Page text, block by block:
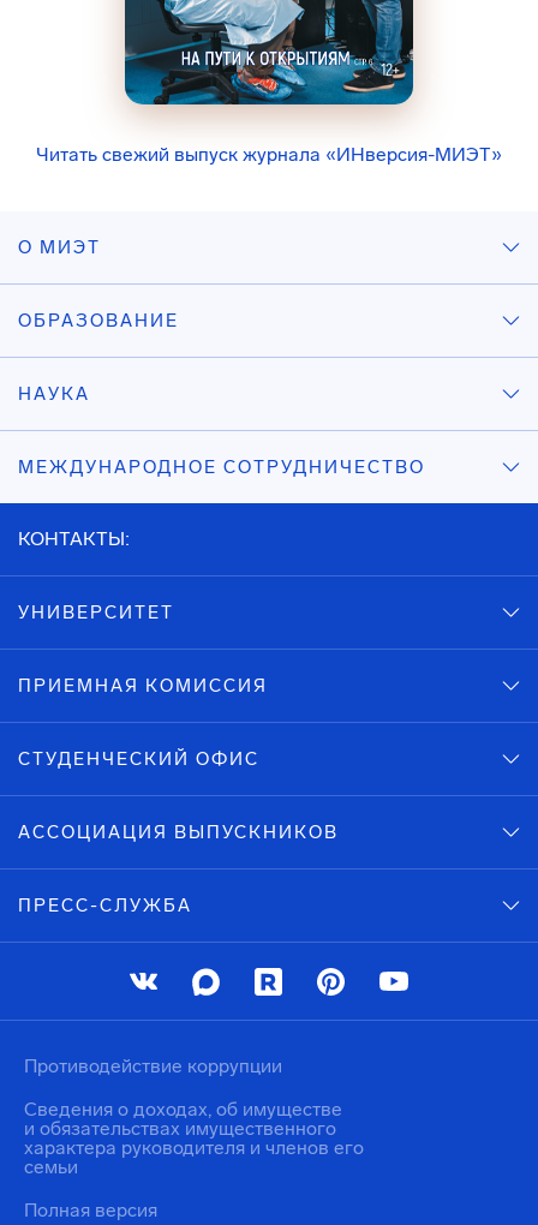
Читать свежий выпуск журнала «ИНверсия-МИЭТ»
О МИЭТ
ОБРАЗОВАНИЕ
НАУКА
МЕЖДУНАРОДНОЕ СОТРУДНИЧЕСТВО
КОНТАКТЫ:
УНИВЕРСИТЕТ
ПРИЕМНАЯ КОМИССИЯ
СТУДЕНЧЕСКИЙ ОФИС
АССОЦИАЦИЯ ВЫПУСКНИКОВ
ПРЕСС-СЛУЖБА
Противодействие коррупции
Сведения о доходах, об имуществе
и обязательствах имущественного
характера руководителя и членов его
семьи
Полная версия